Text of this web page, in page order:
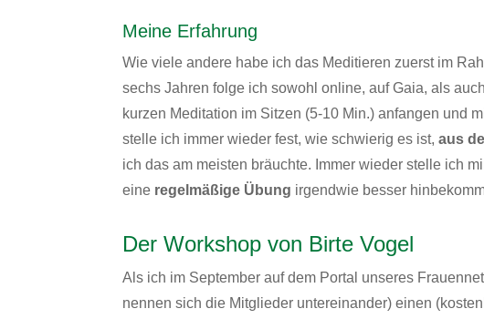
Meine Erfahrung
Wie viele andere habe ich das Meditieren zuerst im
sechs Jahren folge ich sowohl online, aufGaia, als
kurzen Meditation im Sitzen (5-10 Min.) anfangen und
stelle ich immer wieder fest, wie schwierig es ist,aus
ich das am meisten bräuchte. Immer wieder stelle ich
eine regelmäßige Übung irgendwie besser
Der Workshop von Birte Vogel
Als ich im September auf dem Portal unseres
nennen sich die Mitglieder untereinander) einen